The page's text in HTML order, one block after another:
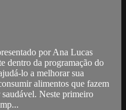
por Ana Lucas
dentro da programação do
lo a melhorar sua
alimentos que fazem
Neste primeiro